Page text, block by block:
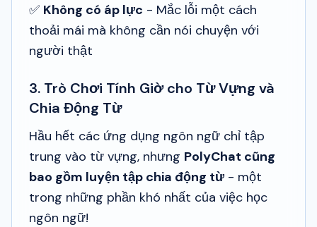
✅ Không có áp lực - Mắc lỗi một cách
thoải mái mà không cần nói chuyện với
người thật
3. Trò Chơi Tính Giờ cho Từ Vựng và
Chia Động Từ
Hầu hết các ứng dụng ngôn ngữ chỉ tập
trung vào từ vựng, nhưng PolyChat cũng
bao gồm luyện tập chia động từ - một
trong những phần khó nhất của việc học
ngôn ngữ!